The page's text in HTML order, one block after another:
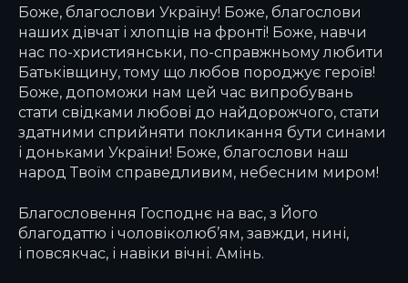
Боже, благослови Україну! Боже, благослови
наших дівчат і хлопців на фронті! Боже, навчи
нас по-християнськи, по-справжньому любити
Батьківщину, тому що любов породжує героїв!
Боже, допоможи нам цей час випробувань
стати свідками любові до найдорожчого, стати
здатними сприйняти покликання бути синами
і доньками України! Боже, благослови наш
народ Твоїм справедливим, небесним миром!
Благословення Господнє на вас, з Його
благодаттю і чоловіколюб’ям, завжди, нині,
і повсякчас, і навіки вічні. Амінь.